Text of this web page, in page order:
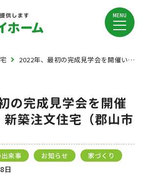
MENU
2022年、最初の完成見学会を開催いたします！新築注文住宅（郡山市御前南）
の完成見学会を開催
新築注文住宅（郡山市
来事 お知らせ 家づくり
日